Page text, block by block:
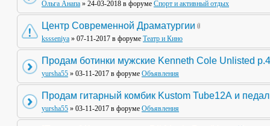
Ольга Анапа » 24-03-2018 в форуме Спорт и активный отдых
Центр Современной Драматургии
kssseniya » 07-11-2017 в форуме Театр и Кино
Продам ботинки мужские Kenneth Cole Unlisted
yursha55 » 03-11-2017 в форуме Объявления
Продам гитарный комбик Kustom Tube12А и
yursha55 » 03-11-2017 в форуме Объявления